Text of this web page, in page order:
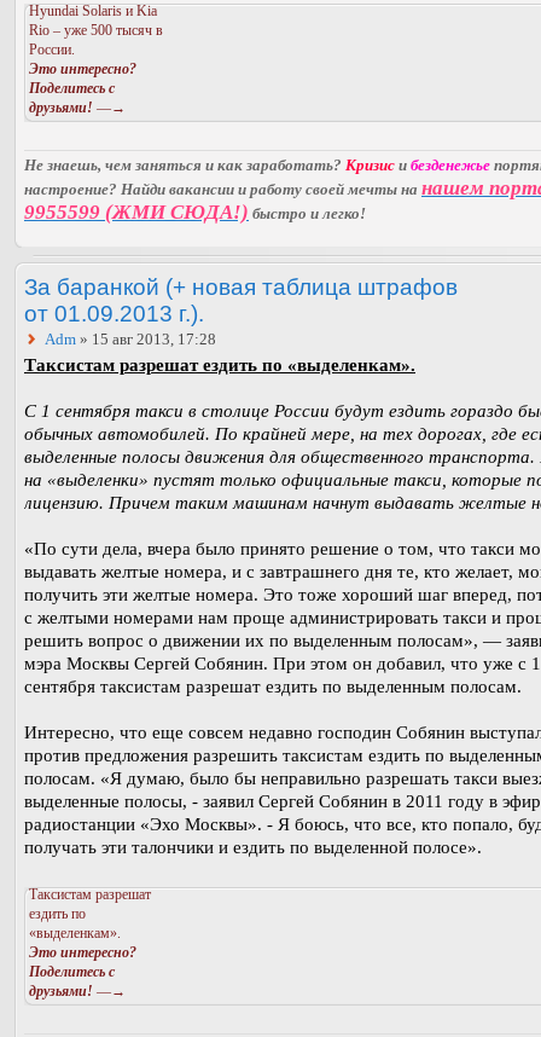
Hyundai Solaris и Kia
Rio – уже 500 тысяч в
России.
Это интересно?
Поделитесь с
друзьями! —→
Не знаешь, чем заняться и как заработать? Кризис и безденежье
настроение? Найди вакансии и работу своей мечты на нашем
9955599 (ЖМИ СЮДА!) быстро и легко!
За баранкой (+ новая таблица штрафов
от 01.09.2013 г.).
Adm » 15 авг 2013, 17:28
Таксистам разрешат ездить по «выделенкам».
С 1 сентября такси в столице России будут ездить гораздо
обычных автомобилей. По крайней мере, на тех дорогах, где
выделенные полосы движения для общественного
на «выделенки» пустят только официальные такси, которые
лицензию. Причем таким машинам начнут выдавать желтые
«По сути дела, вчера было принято решение о том, что такси
выдавать желтые номера, и с завтрашнего дня те, кто желает,
получить эти желтые номера. Это тоже хороший шаг вперед,
с желтыми номерами нам проще администрировать такси и
решить вопрос о движении их по выделенным полосам», —
мэра Москвы Сергей Собянин. При этом он добавил, что уже с 1
сентября таксистам разрешат ездить по выделенным полосам.
Интересно, что еще совсем недавно господин Собянин
против предложения разрешить таксистам ездить по
полосам. «Я думаю, было бы неправильно разрешать такси
выделенные полосы, - заявил Сергей Собянин в 2011 году в
радиостанции «Эхо Москвы». - Я боюсь, что все, кто попало,
получать эти талончики и ездить по выделенной полосе».
Таксистам разрешат
ездить по
«выделенкам».
Это интересно?
Поделитесь с
друзьями! —→